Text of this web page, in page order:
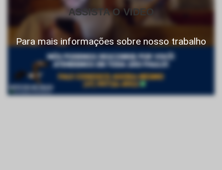
ASSISTA O VIDEO
Para mais informações sobre nosso trabalho